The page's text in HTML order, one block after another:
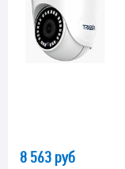
8 563 руб